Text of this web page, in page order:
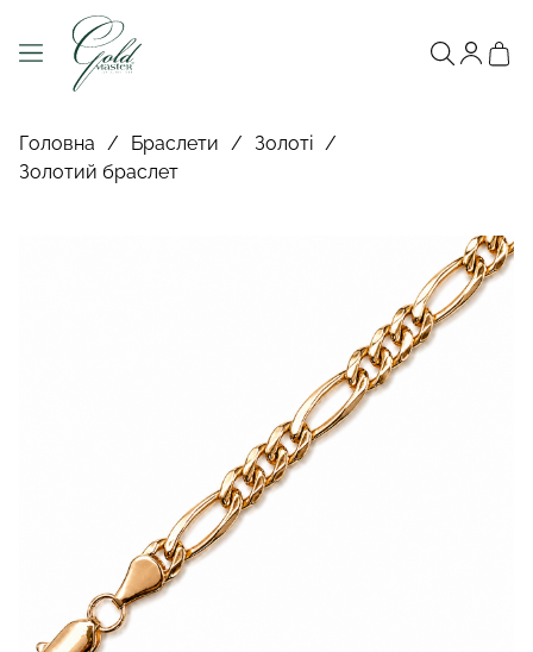
Головна / Браслети / Золоті /
Золотий браслет